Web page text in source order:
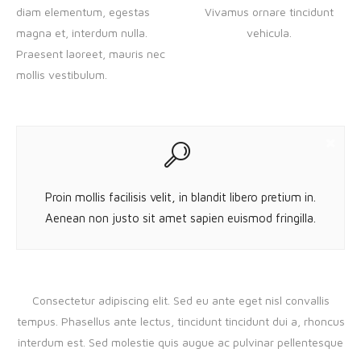
diam elementum, egestas
magna et, interdum nulla.
Praesent laoreet, mauris nec
mollis vestibulum.
Vivamus ornare tincidunt
vehicula.
Proin mollis facilisis velit, in blandit libero pretium in.
Aenean non justo sit amet sapien euismod fringilla.
Consectetur adipiscing elit. Sed eu ante eget nisl convallis
tempus. Phasellus ante lectus, tincidunt tincidunt dui a, rhoncus
interdum est. Sed molestie quis augue ac pulvinar pellentesque